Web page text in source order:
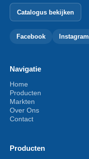
Catalogus bekijken
Facebook Instagram
Navigatie
Home
Producten
Markten
Over Ons
Contact
Producten